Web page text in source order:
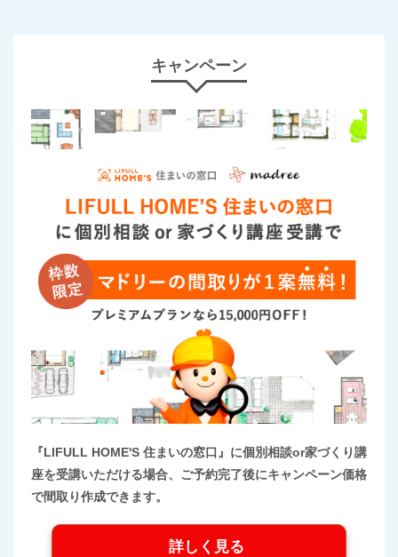
キャンペーン
『LIFULL HOME'S 住まいの窓口』に個別相談or家づくり講
座を受講いただける場合、ご予約完了後にキャンペーン価格
で間取り作成できます。
詳しく見る